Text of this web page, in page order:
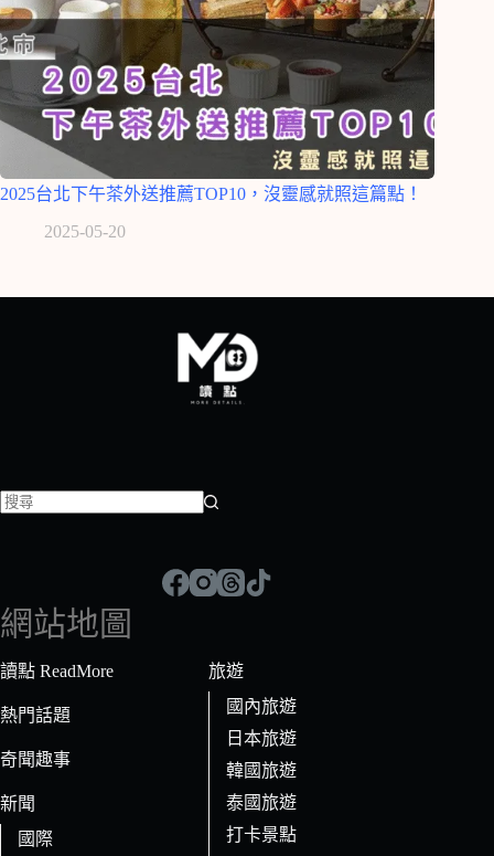
2025台北下午茶外送推薦TOP10，沒靈感就照這篇點！
2025-05-20
符
合
條
的
果
網站地圖
讀點 ReadMore
熱門話題
奇聞趣事
新聞
國際
旅遊
國內旅遊
日本旅遊
韓國旅遊
泰國旅遊
打卡景點